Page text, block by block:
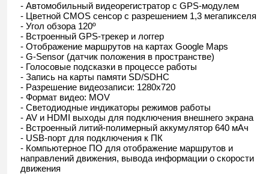
- Автомобильный видеорегистратор с GPS-модулем
- Цветной CMOS сенсор с разрешением 1,3 мегапикселя
- Угол обзора 120º
- Встроенный GPS-трекер и логгер
- Отображение маршрутов на картах Google Maps
- G-Sensor (датчик положения в пространстве)
- Голосовые подсказки в процессе работы
- Запись на карты памяти SD/SDHC
- Разрешение видеозаписи: 1280x720
- Формат видео: MOV
- Светодиодные индикаторы режимов работы
- AV и HDMI выходы для подключения внешнего экрана
- Встроенный литий-полимерный аккумулятор 640 мАч
- USB-порт для подключения к ПК
- Компьютерное ПО для отображение маршрутов и
направлений движения, вывода информации о скорости
движения